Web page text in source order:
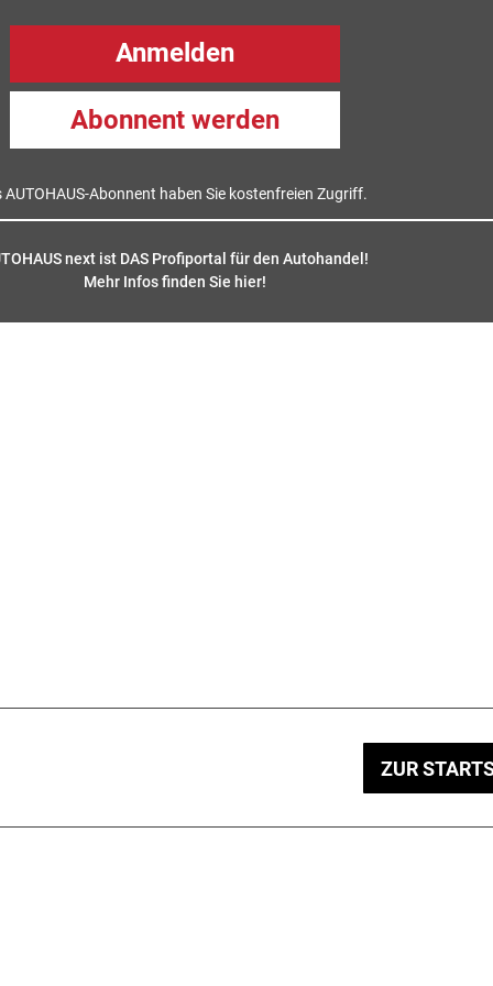
Anmelden
Abonnent werden
AUTOHAUS-Abonnent haben Sie kostenfreien Zugriff.
next ist DAS Profiportal für den Autohandel!
Mehr Infos finden Sie hier!
ZUR